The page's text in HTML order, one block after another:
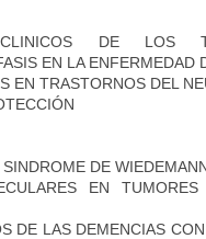
DE LOS
EN LA ENFERMEDAD
EN TRASTORNOS DEL
DE
EN
DE LAS DEMENCIAS